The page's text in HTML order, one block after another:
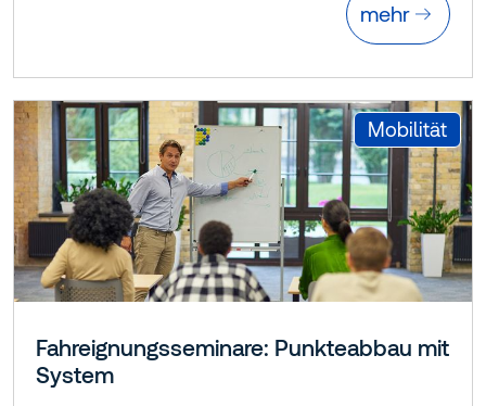
mehr
Mobilität:
Fahreignungsseminare: Punkteabbau mit
System